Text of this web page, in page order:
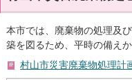
本市では、廃棄物の処理及
築を図るため、平時の備え
村山市災害廃棄物処理計